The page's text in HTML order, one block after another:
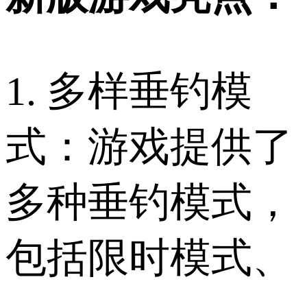
1. 多样垂钓模
式：游戏提供了
多种垂钓模式，
包括限时模式、